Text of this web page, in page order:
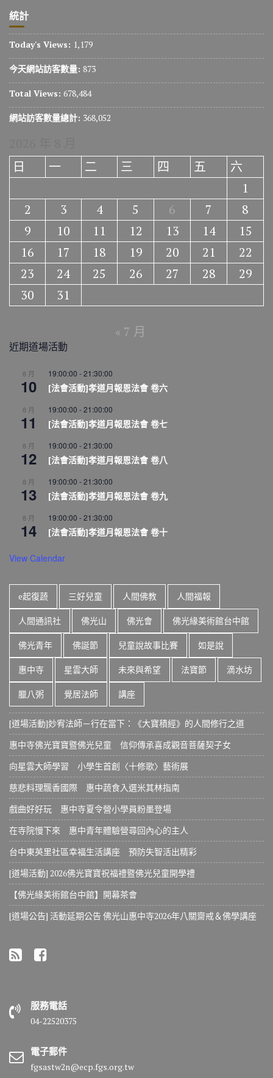
統計
Today's Views: 1,179
今天網站訪客數量: 873
Total Views: 678,484
網站訪客數量總計: 368,052
日
一 二 三 四 五
六
1
2
3 4 5 6 7
8
9
10 11 12 13 14
15
16
17 18 19 20 21
22
23
24 25 26 27 28
29
30
31
« 7 月
近期道場活動
8 月
10
19:00:00 -21:30:00
[法會活動]孝道月報恩法會 卷六
8 月
11
19:00:00 -21:00:00
[法會活動]孝道月報恩法會 卷七
8 月
12
19:00:00 -21:30:00
[法會活動]孝道月報恩法會 卷八
8 月
13
19:00:00 -21:30:00
[法會活動]孝道月報恩法會 卷九
8 月
14
19:00:00 -21:30:00
[法會活動]孝道月報恩法會 卷十
View Calendar
e起復蔬 三好兒童 人間佛教 人間福報
人間通訊社 佛光山 佛光會 佛光緣美術館台中館
佛光青年 佛誕節 兒童說故事比賽 如是說
惠中寺 星雲大師 未來與希望 法寶節 滴水坊
臘八粥 覺居法師 講座
[道場活動]妙宥法師－行在當下：《大寶積經》的人間修行之道
惠中寺佛光寶寶暨佛光兒童 信仰傳承喜成觀音菩薩契子女
向星雲大師學習 小學生首創〈十修歌〉藝術展
慈悲料理飄香國際 惠中蔬食入選米其林指南
戲曲好好玩 惠中寺夏令營小學員粉墨登場
在寺院慢下來 惠中青年體驗營尋回內心的主人
台中東英里社區幸福生活講座 預防失智活出精彩
[道場活動] 2026佛光寶寶祝福禮暨佛光兒童開學禮
【佛光緣美術館台中館】開幕茶會
[道場公告] 活動延期公告 佛光山惠中寺2026年八關齋戒＆佛學講座
服務電話
04-22520375
電子郵件
fgsastw2n@ecp.fgs.org.tw